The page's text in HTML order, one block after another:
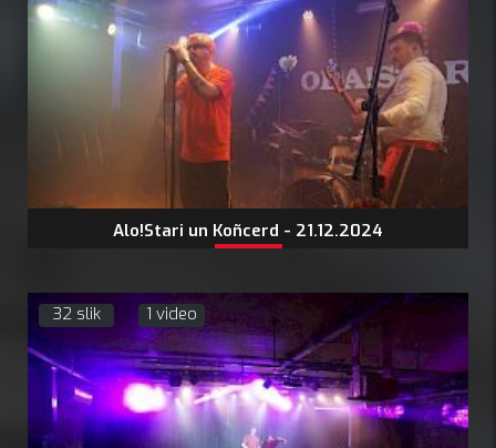
Alo!Stari un Koñcerd - 21.12.2024
32 slik 1 video